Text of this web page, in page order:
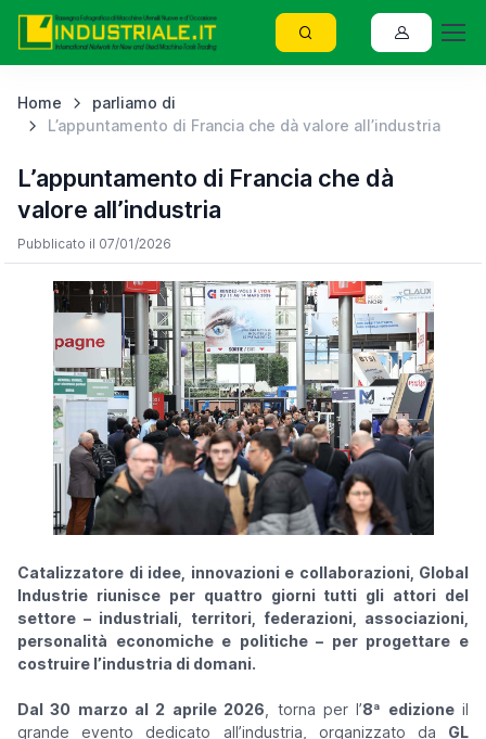
Home
parliamo di
L’appuntamento di Francia che dà valore all’industria
L’appuntamento di Francia che dà
valore all’industria
Pubblicato il 07/01/2026
Catalizzatore di idee, innovazioni e collaborazioni, Global
Industrie riunisce per quattro giorni tutti gli attori del
settore – industriali, territori, federazioni, associazioni,
personalità economiche e politiche – per progettare e
costruire l’industria di domani.
Dal 30 marzo al 2 aprile 2026 , torna per l’8ª edizioneil
grande evento dedicato all’industria, organizzato da GL